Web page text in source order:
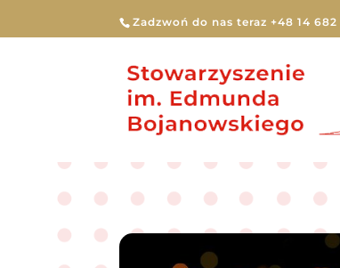
Zadzwoń do nas teraz +48 14 682